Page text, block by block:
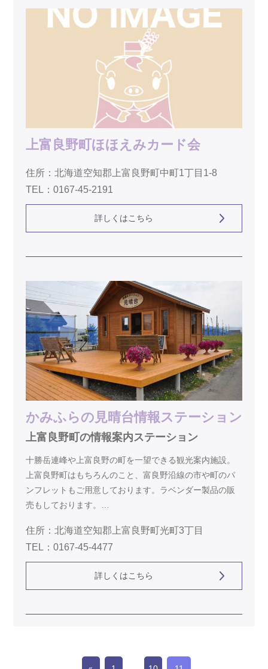
上富良野町ほほえみカード会
住所：北海道空知郡上富良野町中町1丁目1-8
TEL：0167-45-2191
詳しくはこちら
かみふらの見晴台情報ステーション
上富良野町の情報案内ステーション
十勝岳連峰や上富良野の町を一望できる観光案内施設。
上富良野町はもちろんのこと、富良野沿線の市や町のパ
ンフレットもご用意しております。ラベンダー製品の販
売もしております。…
住所：北海道空知郡上富良野町光町3丁目
TEL：0167-45-4477
詳しくはこちら